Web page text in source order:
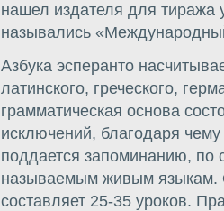
нашел издателя для тиража
назывались
Азбука эсперанто
латинского, греческого,
грамматическая основа
исключений, благодаря чему
поддается запоминанию, по
называемым живым языкам.
составляет 25-35 уроков.